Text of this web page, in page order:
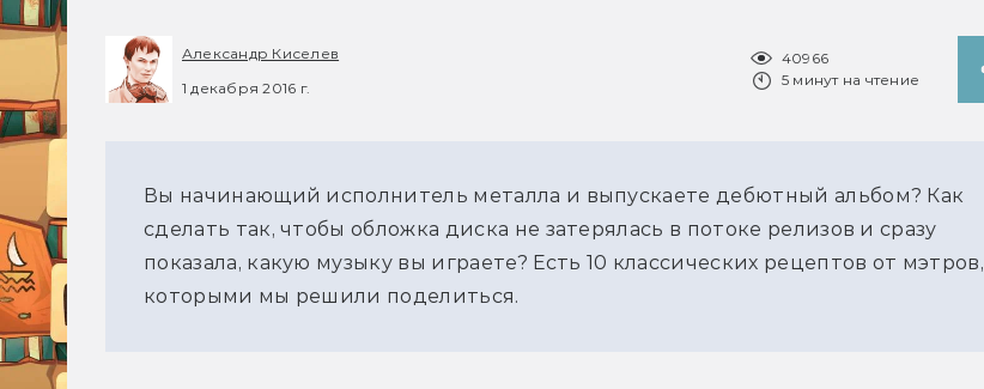
Александр Киселев
1 декабря 2016 г.
40966
5 минут на чтение
Вы начинающий исполнитель металла и выпускаете дебютный альбом? Как
сделать так, чтобы обложка диска не затерялась в потоке релизов и сразу
показала, какую музыку вы играете? Есть 10 классических рецептов от мэтров,
которыми мы решили поделиться.